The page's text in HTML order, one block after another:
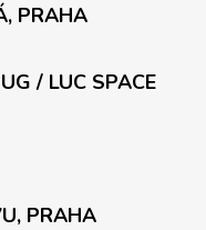
PRAHA
/ LUC SPACE
PRAHA